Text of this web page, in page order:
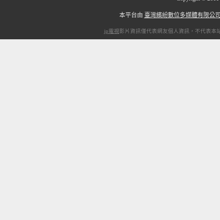
本平台由 臺灣繽紛數位多媒體有限公
ip電視影片資訊僅代表網友個人資訊，不代表本